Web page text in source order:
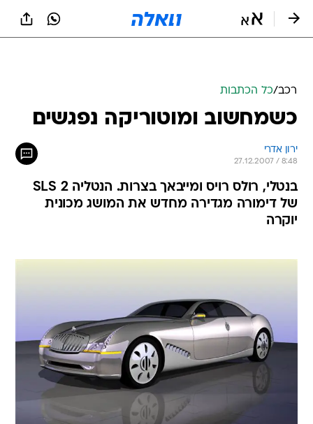
רכב/כל הכתבות
כשמחשוב ומוטוריקה נפגשים
ירון אדרי
27.12.2007 / 8:48
בנטלי, רולס רויס ומייבאך בצרות. הנטליה SLS 2
של דימורה מגדירה מחדש את המושג מכונית
יוקרה